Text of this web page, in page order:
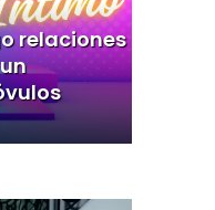
relaciones